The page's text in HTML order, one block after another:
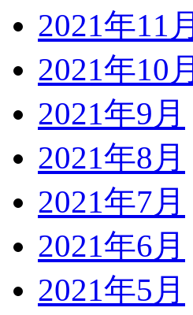
2021年11月
2021年10月
2021年9月
2021年8月
2021年7月
2021年6月
2021年5月